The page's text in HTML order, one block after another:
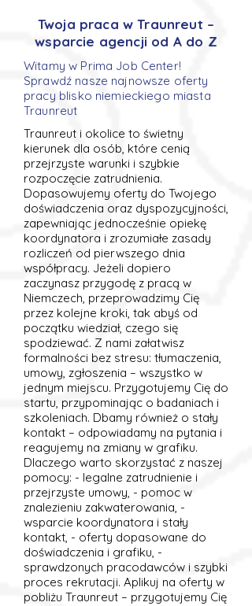
Twoja praca w Traunreut –
wsparcie agencji od A do Z
Witamy w Prima Job Center!
Sprawdź nasze najnowsze oferty
pracy blisko niemieckiego miasta
Traunreut
Traunreut i okolice to świetny
kierunek dla osób, które cenią
przejrzyste warunki i szybkie
rozpoczęcie zatrudnienia.
Dopasowujemy oferty do Twojego
doświadczenia oraz dyspozycyjności,
zapewniając jednocześnie opiekę
koordynatora i zrozumiałe zasady
rozliczeń od pierwszego dnia
współpracy. Jeżeli dopiero
zaczynasz przygodę z pracą w
Niemczech, przeprowadzimy Cię
przez kolejne kroki, tak abyś od
początku wiedział, czego się
spodziewać. Z nami załatwisz
formalności bez stresu: tłumaczenia,
umowy, zgłoszenia – wszystko w
jednym miejscu. Przygotujemy Cię do
startu, przypominając o badaniach i
szkoleniach. Dbamy również o stały
kontakt – odpowiadamy na pytania i
reagujemy na zmiany w grafiku.
Dlaczego warto skorzystać z naszej
pomocy: - legalne zatrudnienie i
przejrzyste umowy, - pomoc w
znalezieniu zakwaterowania, -
wsparcie koordynatora i stały
kontakt, - oferty dopasowane do
doświadczenia i grafiku, -
sprawdzonych pracodawców i szybki
proces rekrutacji. Aplikuj na oferty w
pobliżu Traunreut – przygotujemy Cię